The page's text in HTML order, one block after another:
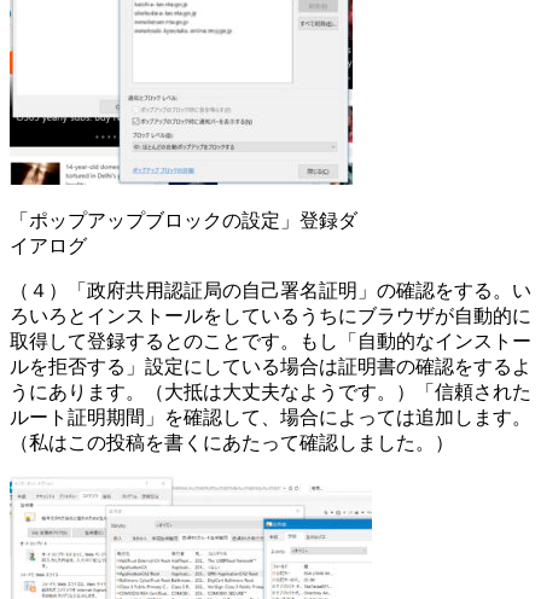
「ポップアップブロックの設定」登録ダ
イアログ
（４）「政府共用認証局の自己署名証明」の確認をする。い
ろいろとインストールをしているうちにブラウザが自動的に
取得して登録するとのことです。もし「自動的なインストー
ルを拒否する」設定にしている場合は証明書の確認をするよ
うにあります。（大抵は大丈夫なようです。）「信頼された
ルート証明期間」を確認して、場合によっては追加します。
（私はこの投稿を書くにあたって確認しました。）